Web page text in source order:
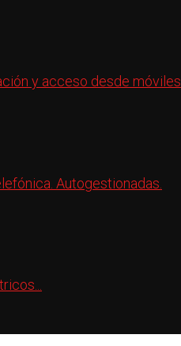
y acceso desde móviles
Autogestionadas.